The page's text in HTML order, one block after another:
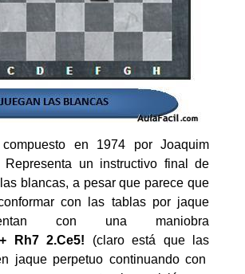
en 1974 por Joaquim
Representa un instructivo final de
blancas, a pesar que parece que
con las tablas por jaque
con una maniobra
Rh7 2.Ce5! (claro está que las
jaque perpetuo continuando con